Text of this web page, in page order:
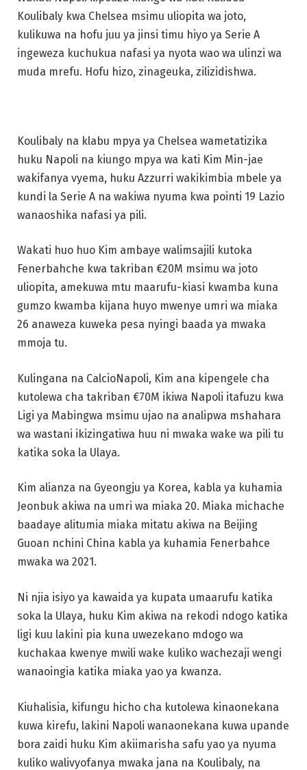
Koulibaly kwa Chelsea msimu uliopita wa joto,
kulikuwa na hofu juu ya jinsi timu hiyo ya Serie A
ingeweza kuchukua nafasi ya nyota wao wa ulinzi wa
muda mrefu. Hofu hizo, zinageuka, zilizidishwa.
Koulibaly na klabu mpya ya Chelsea wametatizika
huku Napoli na kiungo mpya wa kati Kim Min-jae
wakifanya vyema, huku Azzurri wakikimbia mbele ya
kundi la Serie A na wakiwa nyuma kwa pointi 19 Lazio
wanaoshika nafasi ya pili.
Wakati huo huo Kim ambaye walimsajili kutoka
Fenerbahche kwa takriban €20M msimu wa joto
uliopita, amekuwa mtu maarufu-kiasi kwamba kuna
gumzo kwamba kijana huyo mwenye umri wa miaka
26 anaweza kuweka pesa nyingi baada ya mwaka
mmoja tu.
Kulingana na CalcioNapoli, Kim ana kipengele cha
kutolewa cha takriban €70M ikiwa Napoli itafuzu kwa
Ligi ya Mabingwa msimu ujao na analipwa mshahara
wa wastani ikizingatiwa huu ni mwaka wake wa pili tu
katika soka la Ulaya.
Kim alianza na Gyeongju ya Korea, kabla ya kuhamia
Jeonbuk akiwa na umri wa miaka 20. Miaka michache
baadaye alitumia miaka mitatu akiwa na Beijing
Guoan nchini China kabla ya kuhamia Fenerbahce
mwaka wa 2021.
Ni njia isiyo ya kawaida ya kupata umaarufu katika
soka la Ulaya, huku Kim akiwa na rekodi ndogo katika
ligi kuu lakini pia kuna uwezekano mdogo wa
kuchakaa kwenye mwili wake kuliko wachezaji wengi
wanaoingia katika miaka yao ya kwanza.
Kiuhalisia, kifungu hicho cha kutolewa kinaonekana
kuwa kirefu, lakini Napoli wanaonekana kuwa upande
bora zaidi huku Kim akiimarisha safu yao ya nyuma
kuliko walivyofanya mwaka jana na Koulibaly, na